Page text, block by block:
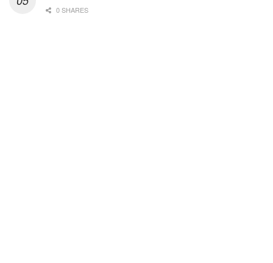
0 SHARES